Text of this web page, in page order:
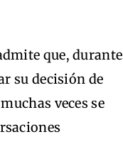
que, durante
su decisión de
veces se